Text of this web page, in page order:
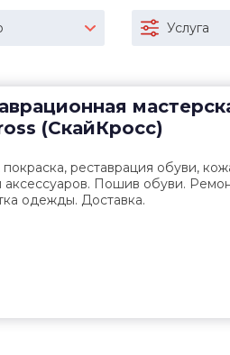
Услуга
(СкайКросс)
покраска, реставрация обуви,
аксессуаров. Пошив обуви.
одежды. Доставка.